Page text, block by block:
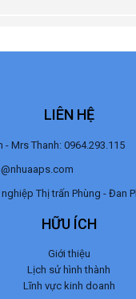
LIÊN HỆ
- Mrs Thanh: 0964.293.115
Thị trấn Phùng - Đan
HỮU ÍCH
Giới thiệu
Lịch sử hình thành
Lĩnh vực kinh doanh